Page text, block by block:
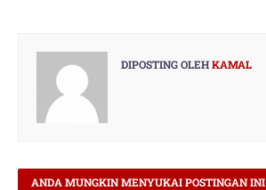
DIPOSTING OLEHKAMAL
ANDA MUNGKIN MENYUKAI POSTINGAN INI